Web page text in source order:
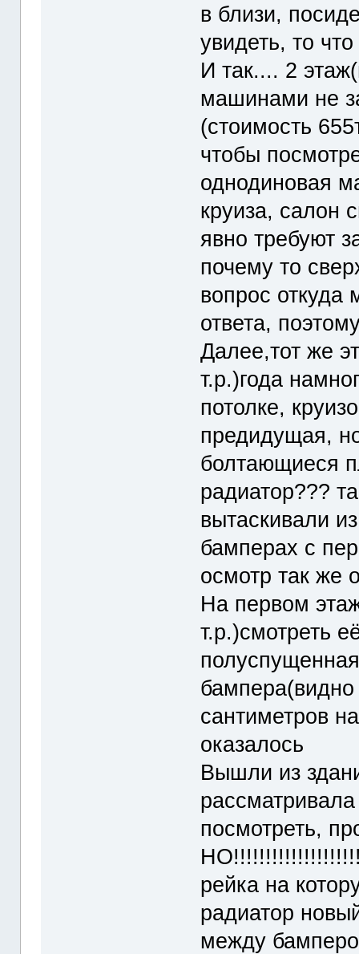
в близи,
увидеть, то
И так.... 2
машинами не
(стоимость
чтобы
однодиновая
круиза, салон
явно требуют
почему то
вопрос откуда
ответа,
Далее,тот же
т.р.)года
потолке,
предидущая,
болтающиеся
радиатор???
вытаскивали
бамперах с
осмотр так же
На первом
т.р.)смотреть
сантиметров
оказалось
Вышли из
посмотреть,
рейка на
радиатор
между